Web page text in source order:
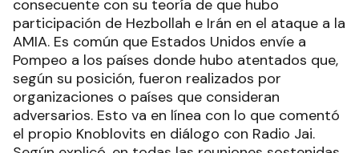
consecuente con su teoría de que hubo
participación de Hezbollah e Irán en el ataque a la
AMIA. Es común que Estados Unidos envíe a
Pompeo a los países donde hubo atentados que,
según su posición, fueron realizados por
organizaciones o países que consideran
adversarios. Esto va en línea con lo que comentó
el propio Knoblovits en diálogo con Radio Jai.